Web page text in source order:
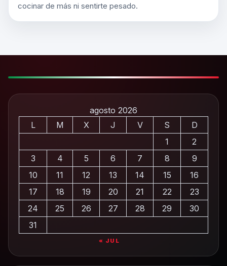
cocinar de más ni sentirte pesado.
agosto 2026
L
M X J V S
D
1
2
3
4 5 6 7 8
9
10
11 12 13 14 15
16
17
18 19 20 21 22
23
24
25 26 27 28 29
30
31
« JUL